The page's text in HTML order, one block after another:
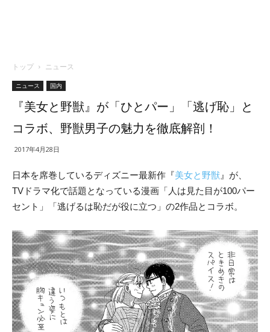
トップ ニュース
ニュース 国内
『美女と野獣』が「ひとパー」「逃げ恥」と
コラボ、野獣男子の魅力を徹底解剖！
2017年4月28日
日本を席巻しているディズニー最新作『美女と野獣 』が、
TVドラマ化で話題となっている漫画「人は見た目が100パー
セント」「逃げるは恥だが役に立つ」の2作品とコラボ。